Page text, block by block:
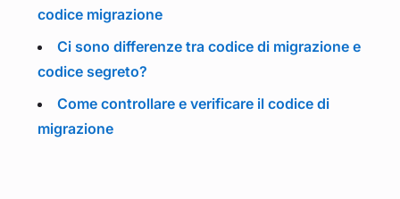
codice migrazione
Ci sono differenze tra codice di migrazione e
codice segreto?
Come controllare e verificare il codice di
migrazione